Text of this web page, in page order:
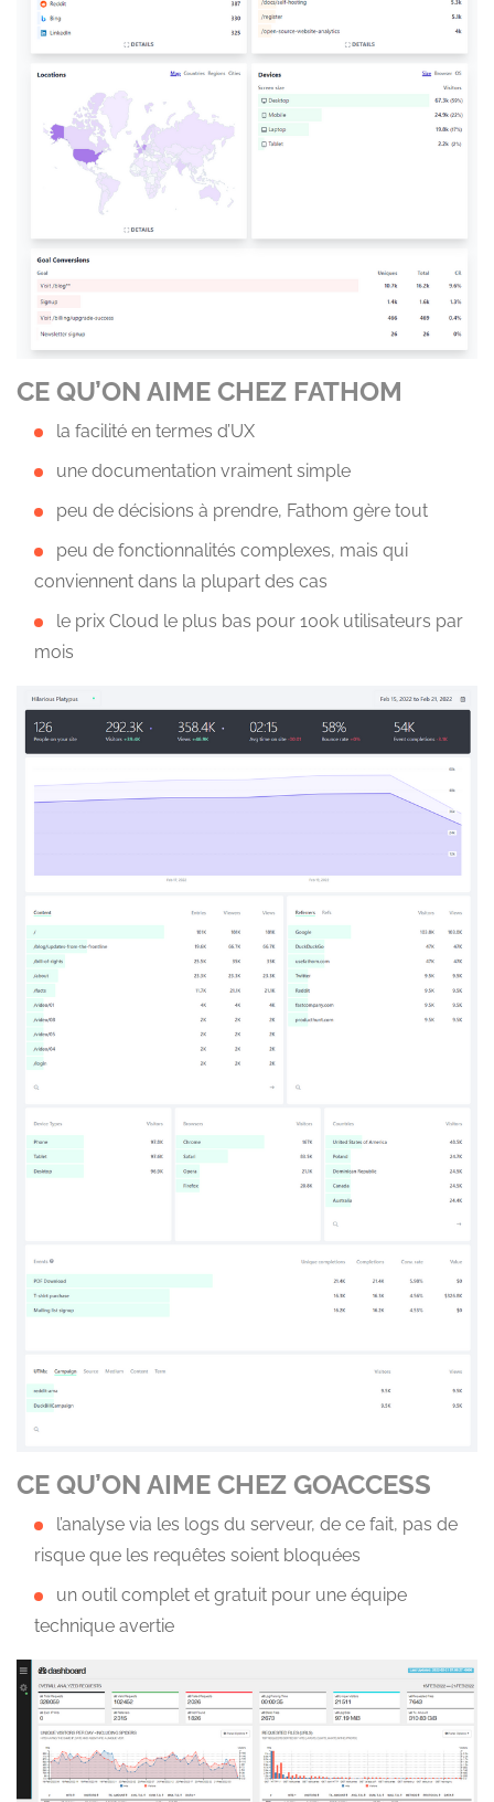
CE QU’ON AIME CHEZ FATHOM
la facilité en termes d’UX
une documentation vraiment simple
peu de décisions à prendre, Fathom gère tout
peu de fonctionnalités complexes, mais qui
conviennent dans la plupart des cas
le prix Cloud le plus bas pour 100k utilisateurs par
mois
CE QU’ON AIME CHEZ GOACCESS
l’analyse via les logs du serveur, de ce fait, pas de
risque que les requêtes soient bloquées
un outil complet et gratuit pour une équipe
technique avertie